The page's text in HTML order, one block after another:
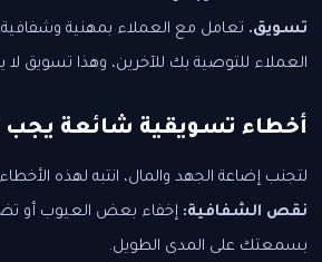
تسويق. تعامل مع العملاء بمهنية وشفافية.
العملاء للتوصية بك للآخرين، وهذا تسويق لا
أخطاء تسويقية شائعة يجب
لتجنب إضاعة الجهد والمال، انتبه لهذه
نقص الشفافية: إخفاء بعض العيوب أو
بسمعتك على المدى الطويل.